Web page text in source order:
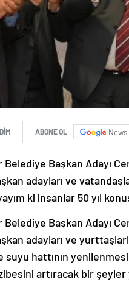
ABONE OL News
Başkan Adayı
adayları ve
ki insanlar 50 yıl
Başkan Adayı
adayları ve
hattının
artıracak bir şeyler